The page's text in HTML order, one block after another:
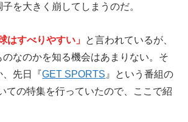
を大きく崩してしまうのだ。
はすべりやすい」 と言われているが、
なのかを知る機会はあまりない。そ
、先日『GET SPORTS 』という番組の
ての特集を行っていたので、ここで紹